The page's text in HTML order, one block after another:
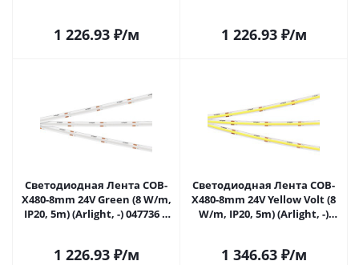
1 226.93₽/м 1 226.93₽/м
Светодиодная Лента COB-
X480-8mm 24V Green (8 W/m,
IP20, 5m) (Arlight, -) 047736 в
1 226.93₽/м
Светодиодная Лента COB-
X480-8mm 24V Yellow Volt (8
W/m, IP20, 5m) (Arlight, -)
1 346.63₽/м